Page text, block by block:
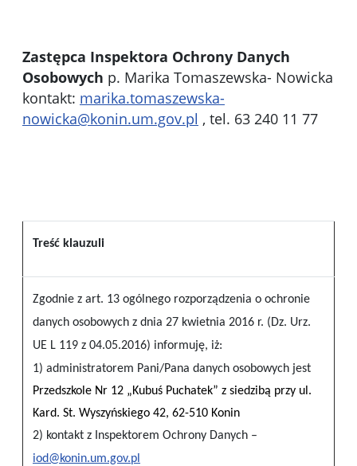
Zastępca Inspektora Ochrony Danych
Osobowych p. Marika Tomaszewska- Nowicka
kontakt: marika.tomaszewska-
nowicka@konin.um.gov.pl , tel. 63 240 11 77
Treść klauzuli
Zgodnie z art. 13 ogólnego rozporządzenia o ochronie
danych osobowych z dnia 27 kwietnia 2016 r. (Dz. Urz.
UE L 119 z 04.05.2016) informuję, iż:
1) administratorem Pani/Pana danych osobowych jest
Przedszkole Nr 12 „Kubuś Puchatek” z siedzibą przy ul.
Kard. St. Wyszyńskiego 42, 62-510 Konin
2) kontakt z Inspektorem Ochrony Danych –
iod@konin.um.gov.pl